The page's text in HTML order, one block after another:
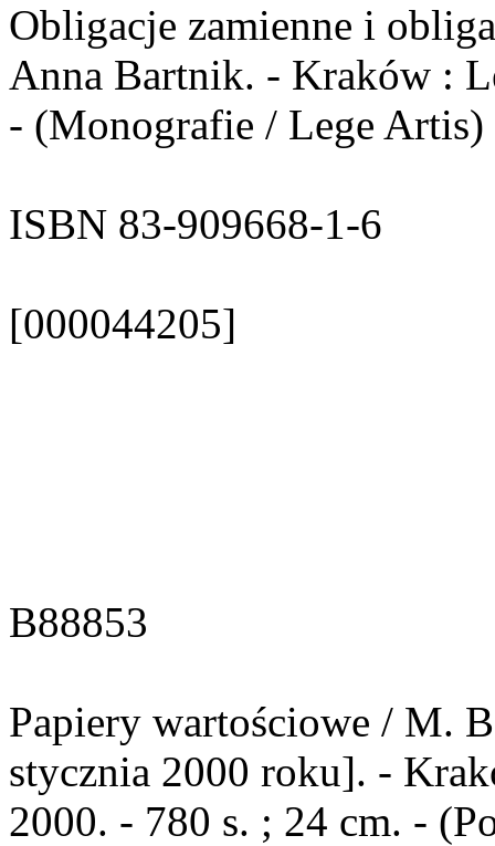
Obligacje zamienne i
Anna Bartnik. - Kraków :
- (Monografie / Lege Artis)
ISBN 83-909668-1-6
[000044205]
B88853
Papiery wartościowe / M.
stycznia 2000 roku]. -
2000. - 780 s. ; 24 cm. -